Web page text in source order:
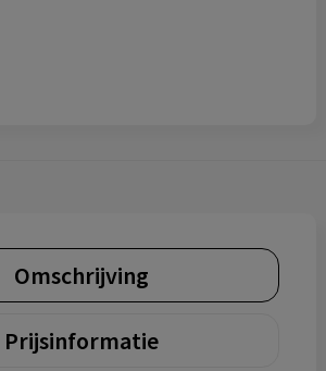
Omschrijving
Prijsinformatie